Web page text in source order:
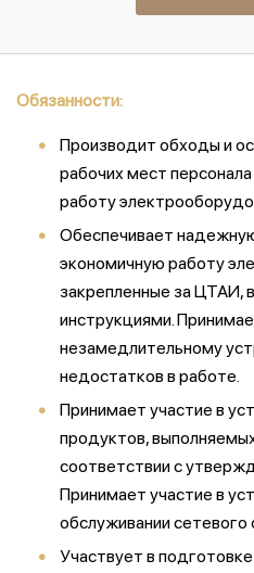
Обязанности:
Производит обходы и
рабочих мест
работу
Обеспечивает
экономичную работу
закрепленные за ЦТАИ,
инструкциями.
незамедлительному
недостатков в работе.
Принимает участие в
продуктов,
соответствии с
Принимает участие в
обслуживании сетевого
Участвует в